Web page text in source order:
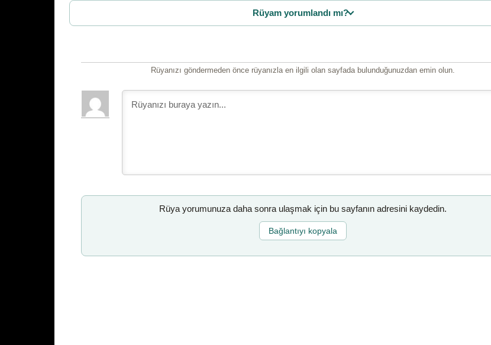
Rüyam yorumlandı mı?
Rüyanızı göndermeden önce rüyanızla en ilgili olan sayfada bulunduğunuzdan emin olun.
Rüya yorumunuza daha sonra ulaşmak için bu sayfanın adresini kaydedin.
Bağlantıyı kopyala